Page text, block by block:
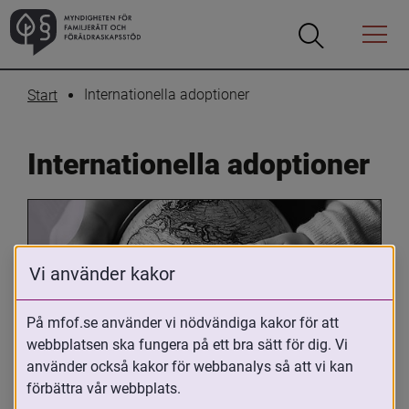
Öppna
Öppna
Menyn
Start Internationella adoptioner
Internationella adoptioner
Oavsett om du är adopterad,
adoptivförälder eller arbetar med
Vi använder kakor
På mfof.se använder vi nödvändiga kakor för att
webbplatsen ska fungera på ett bra sätt för dig. Vi
använder också kakor för webbanalys så att vi kan
förbättra vår webbplats.